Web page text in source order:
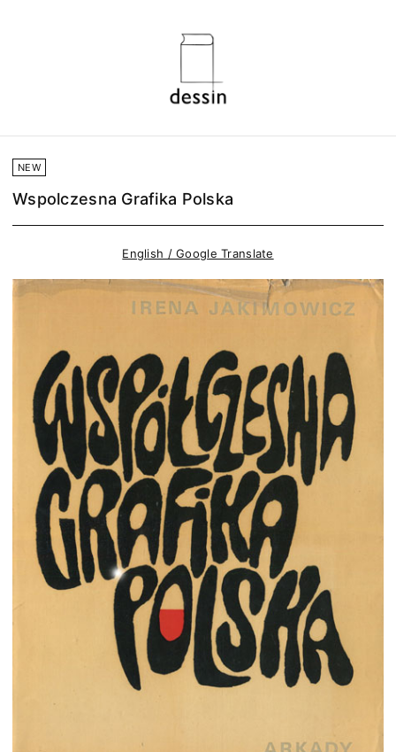
NEW
Wspolczesna Grafika Polska
English / Google Translate